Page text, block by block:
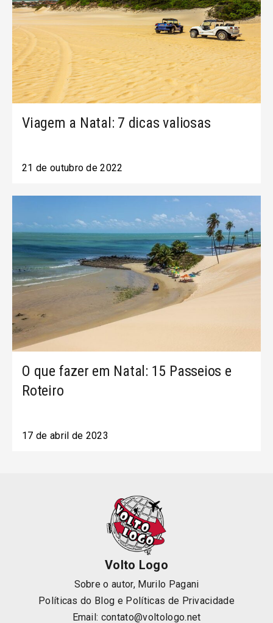
Viagem a Natal: 7 dicas valiosas
21 de outubro de 2022
O que fazer em Natal: 15 Passeios e
Roteiro
17 de abril de 2023
Volto Logo
Sobre o autor, Murilo Pagani
Políticas do Blog e Políticas de Privacidade
Email: contato@voltologo.net